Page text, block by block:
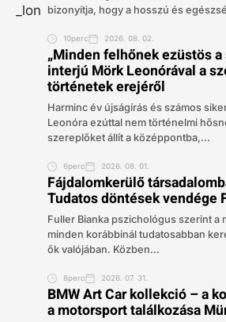
bizonyítja, hogy a hosszú és
10perc 2026. 08. 02.
„Minden felhőnek ezüstös
interjú Mörk Leonórával a
történetek erejéről
Harminc év újságírás és számos
Leonóra ezúttal nem történelmi
szereplőket állít a középpontba,...
6perc 2026. 08. 01.
Fájdalomkerülő
Tudatos döntések vendége
Fuller Bianka pszichológus szerint a
minden korábbinál tudatosabban
ők valójában. Közben...
8perc 2026. 07. 31.
BMW Art Car kollekció – a
a motorsport találkozása